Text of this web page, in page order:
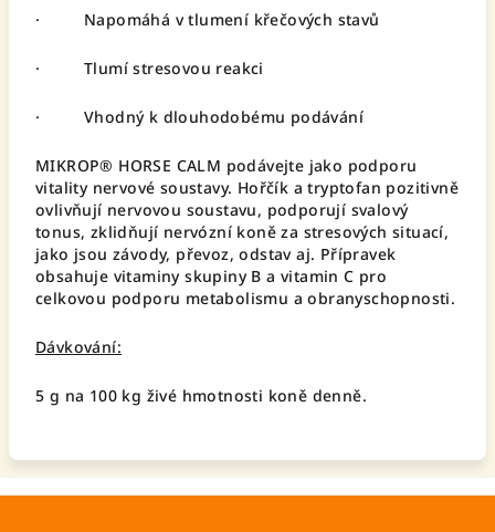
· Napomáhá v tlumení křečových stavů
· Tlumí stresovou reakci
· Vhodný k dlouhodobému podávání
MIKROP® HORSE CALM podávejte jako podporu
vitality nervové soustavy. Hořčík a tryptofan pozitivně
ovlivňují nervovou soustavu, podporují svalový
tonus, zklidňují nervózní koně za stresových situací,
jako jsou závody, převoz, odstav aj. Přípravek
obsahuje vitaminy skupiny B a vitamin C pro
celkovou podporu metabolismu a obranyschopnosti.
Dávkování:
5 g na 100 kg živé hmotnosti koně denně.